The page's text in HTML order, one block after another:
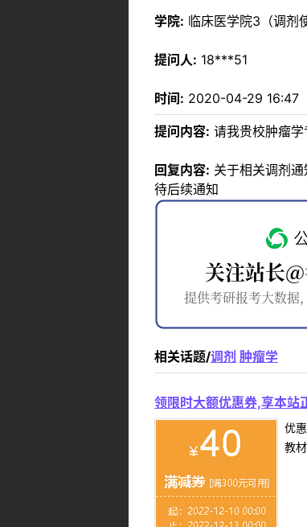
学院: 临床医学院3（调剂
提问人: 18***51
时间: 2020-04-29 16:47
提问内容: 请我贵校肿瘤学
回复内容: 关于相关调剂
待后续通知
相关话题/调剂 肿瘤学
领限时大额优惠券,享本站
优
教